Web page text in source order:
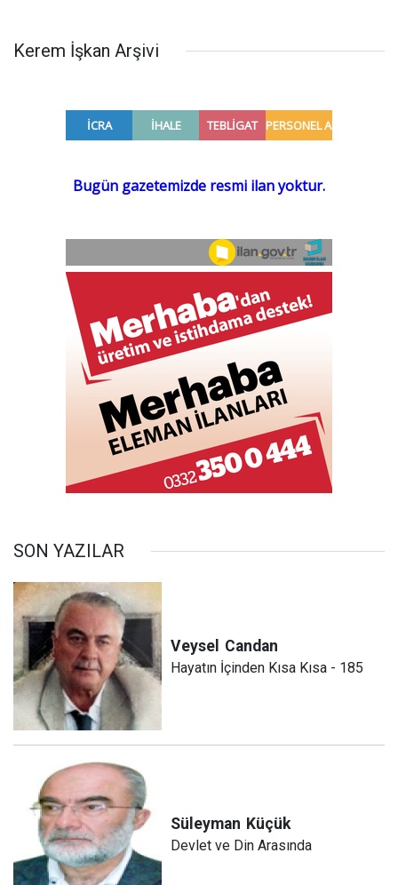
Kerem İşkan Arşivi
SON YAZILAR
Veysel Candan
Hayatın İçinden Kısa Kısa - 185
Süleyman Küçük
Devlet ve Din Arasında